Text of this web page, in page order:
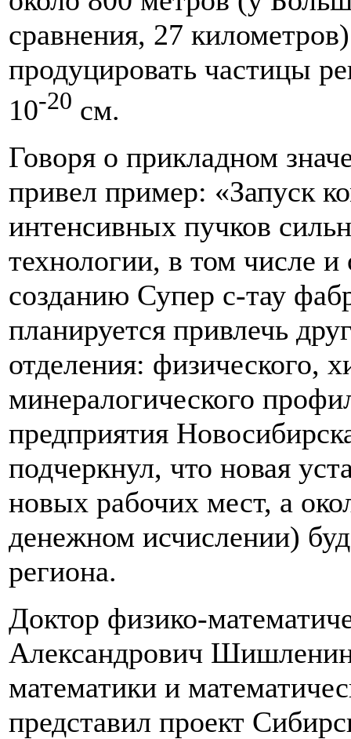
сравнения, 27
продуцировать частицы
10-20 см.
Говоря о прикладном
привел пример: «Запуск
интенсивных пучков
технологии, в том числе
созданию Супер с-тау
планируется привлечь
отделения: физического,
минералогического
предприятия
подчеркнул, что новая
новых рабочих мест, а
денежном исчислении)
региона.
Доктор физико-
Александрович
математики и
представил проект